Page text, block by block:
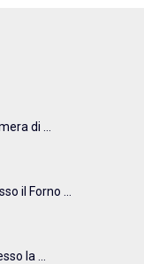
di ...
il Forno ...
la ...